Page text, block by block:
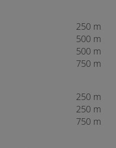
250 m
500 m
500 m
750 m
250 m
250 m
750 m